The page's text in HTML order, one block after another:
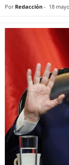
Por Redacción - 18